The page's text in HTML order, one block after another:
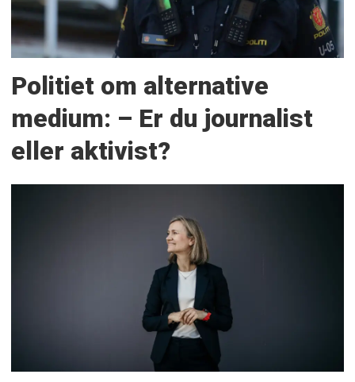
Politiet om alternative
medium: – Er du journalist
eller aktivist?